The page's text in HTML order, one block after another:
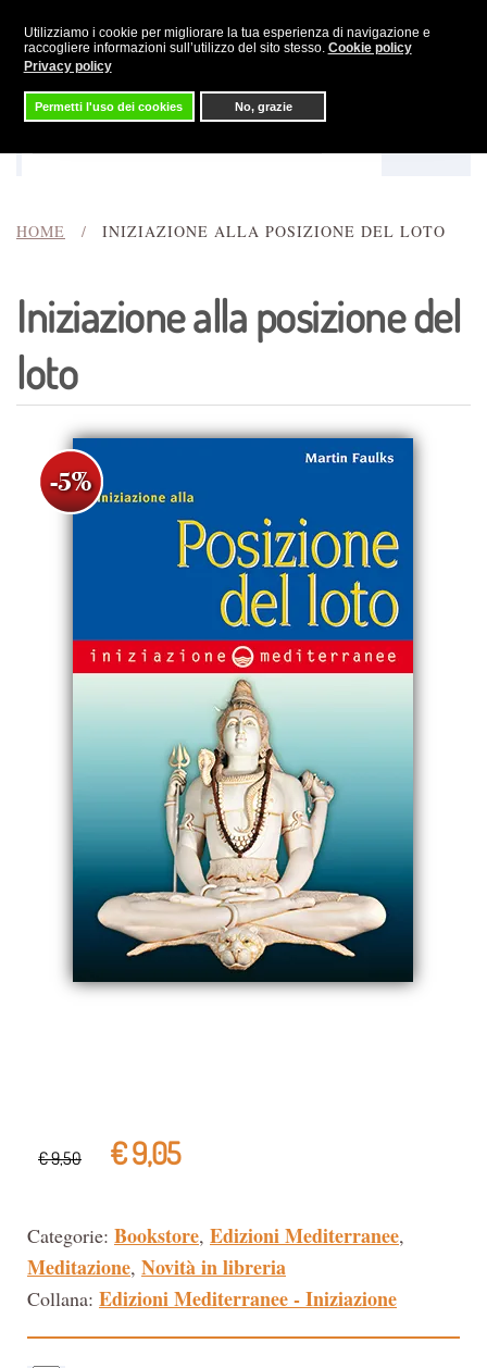
Utilizziamo i cookie per migliorare la tua esperienza di navigazione e
raccogliere informazioni sull’utilizzo del sito stesso. Cookie policy
Privacy policy
Permetti l'uso dei cookies No, grazie
Skip to main content
HOME INIZIAZIONE ALLA POSIZIONE DEL LOTO
Iniziazione alla posizione del
loto
€ 9,50 € 9,05
Categorie: Bookstore, Edizioni Mediterranee,
Meditazione, Novità in libreria
Collana: Edizioni Mediterranee - Iniziazione